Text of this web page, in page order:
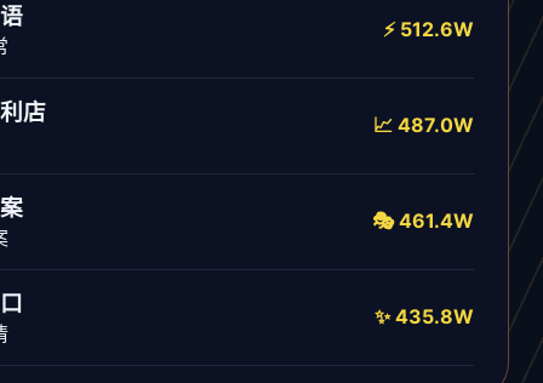
⚡ 512.6W
店 📈 487.0W
🎭 461.4W
✨ 435.8W